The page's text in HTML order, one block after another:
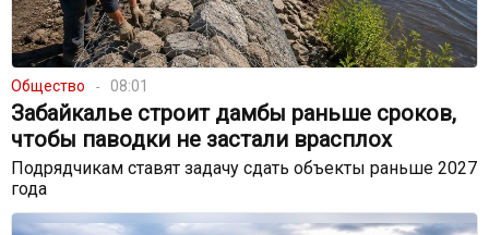
Общество 08:01
Забайкалье строит дамбы раньше сроков,
чтобы паводки не застали врасплох
Подрядчикам ставят задачу сдать объекты раньше 2027
года